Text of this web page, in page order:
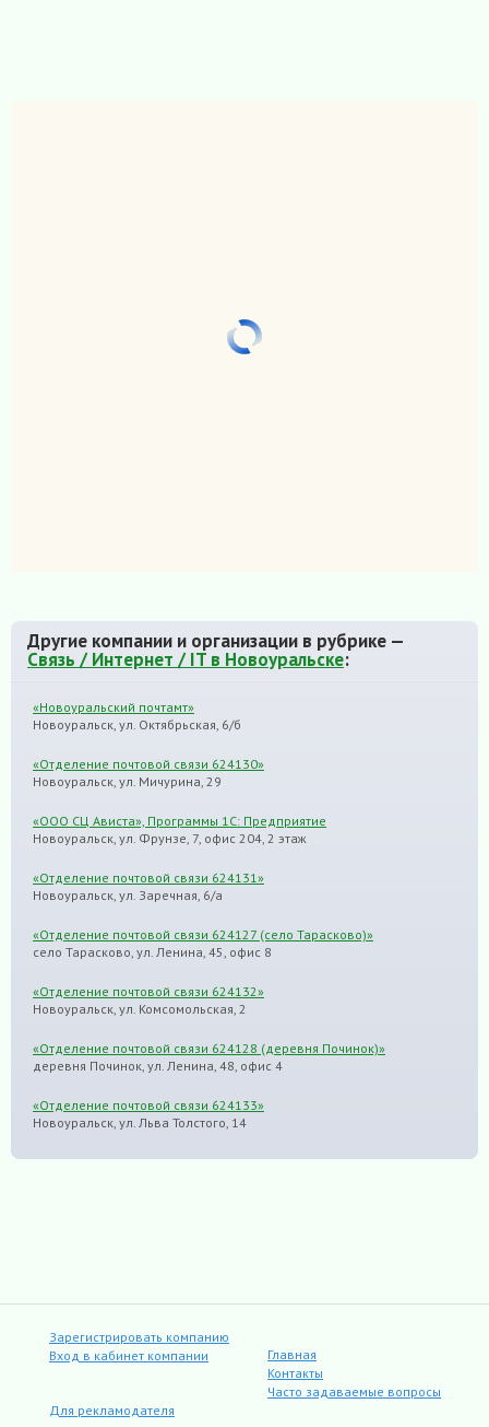
Другие компании и организации в рубрике —
Связь / Интернет / IT в Новоуральске:
«Новоуральский почтамт»
Новоуральск, ул. Октябрьская, 6/б
«Отделение почтовой связи 624130»
Новоуральск, ул. Мичурина, 29
«ООО СЦ Ависта», Программы 1С: Предприятие
Новоуральск, ул. Фрунзе, 7, офис 204, 2 этаж
«Отделение почтовой связи 624131»
Новоуральск, ул. Заречная, 6/а
«Отделение почтовой связи 624127 (село Тарасково)»
село Тарасково, ул. Ленина, 45, офис 8
«Отделение почтовой связи 624132»
Новоуральск, ул. Комсомольская, 2
«Отделение почтовой связи 624128 (деревня Починок)»
деревня Починок, ул. Ленина, 48, офис 4
«Отделение почтовой связи 624133»
Новоуральск, ул. Льва Толстого, 14
Зарегистрировать компанию
Вход в кабинет компании
Главная
Контакты
Часто задаваемые вопросы
Для рекламодателя